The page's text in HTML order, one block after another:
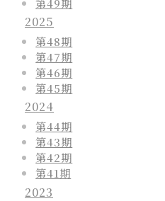
2025
第48期
第47期
第46期
第45期
2024
第44期
第43期
第42期
第41期
2023